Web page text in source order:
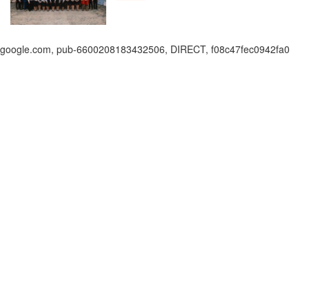
google.com, pub-6600208183432506, DIRECT, f08c47fec0942fa0